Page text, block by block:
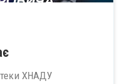
ХНАДУ